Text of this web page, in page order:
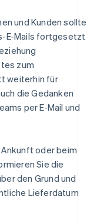
und Kunden sollte
E-Mails fortgesetzt
zum
weiterhin für
die Gedanken
per E-Mail und
oder beim
Sie die
den Grund und
Lieferdatum